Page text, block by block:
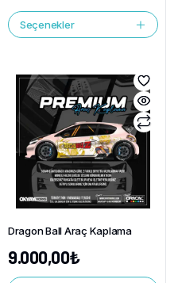
Seçenekler
Dragon Ball Araç Kaplama
9.000,00₺